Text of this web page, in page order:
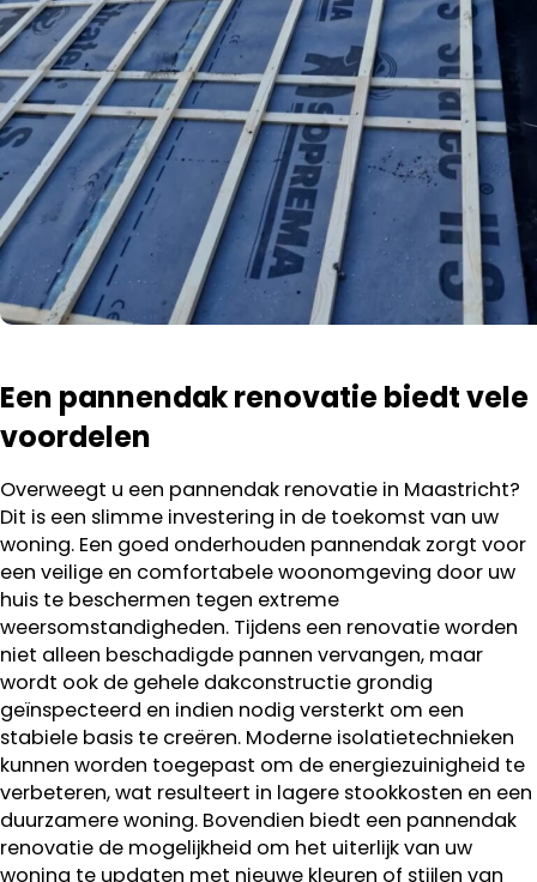
Een pannendak renovatie biedt vele
voordelen
Overweegt u een pannendak renovatie in Maastricht?
Dit is een slimme investering in de toekomst van uw
woning. Een goed onderhouden pannendak zorgt voor
een veilige en comfortabele woonomgeving door uw
huis te beschermen tegen extreme
weersomstandigheden. Tijdens een renovatie worden
niet alleen beschadigde pannen vervangen, maar
wordt ook de gehele dakconstructie grondig
geïnspecteerd en indien nodig versterkt om een
stabiele basis te creëren. Moderne isolatietechnieken
kunnen worden toegepast om de energiezuinigheid te
verbeteren, wat resulteert in lagere stookkosten en een
duurzamere woning. Bovendien biedt een pannendak
renovatie de mogelijkheid om het uiterlijk van uw
woning te updaten met nieuwe kleuren of stijlen van